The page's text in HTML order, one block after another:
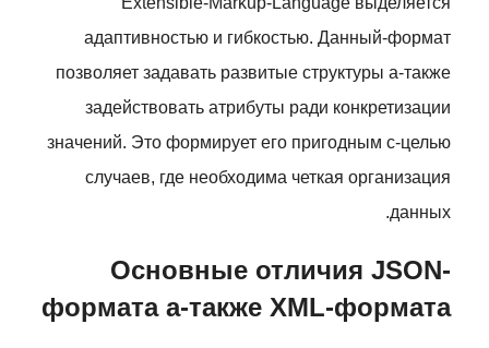
адаптивностью и гибкостью. Данный-формат
позволяет задавать развитые структуры а-также
задействовать атрибуты ради конкретизации
значений. Это формирует его пригодным с-целью
случаев, где необходима четкая организация
данных.
Основные отличия JSON-
формата а-также XML-формата